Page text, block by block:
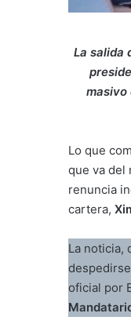
La salida
masivo
Lo que
que va del
renuncia
cartera,
La noticia,
oficial por